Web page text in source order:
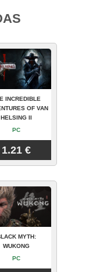
INCREDIBLE
OF VAN
HELSING II
PC
1.21 €
MYTH:
WUKONG
PC